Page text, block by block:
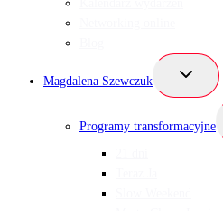
Magdalena Szewczuk
Przełącz
podrzędne
Programy transformacyjne